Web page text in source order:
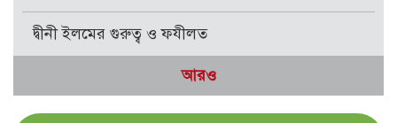
দ্বীনী ইলমের গুরুত্ব ও ফযীলত
আরও